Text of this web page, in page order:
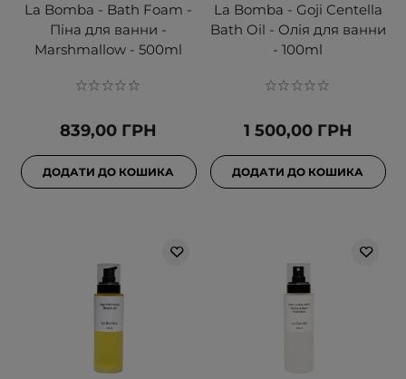
La Bomba - Bath Foam -
Піна для ванни -
Marshmallow - 500ml
839,00 ГРН
ДОДАТИ ДО КОШИКА
La Bomba - Goji Centella
Bath Oil - Олія для ванни
- 100ml
1 500,00 ГРН
ДОДАТИ ДО КОШИКА